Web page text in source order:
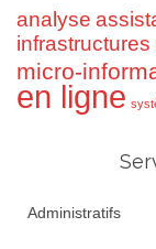
analyse
infrastructures
micro-
en ligne
Administratifs